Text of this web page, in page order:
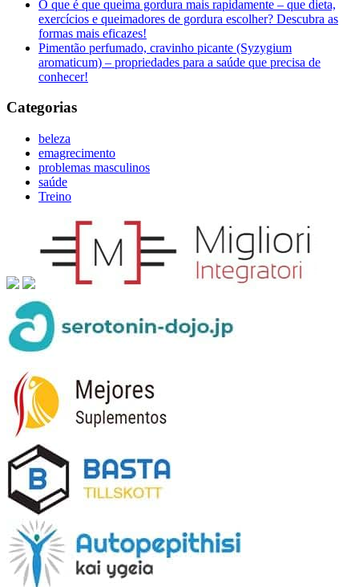
O que é que queima gordura mais rapidamente – que dieta,
exercícios e queimadores de gordura escolher? Descubra as
formas mais eficazes!
Pimentão perfumado, cravinho picante (Syzygium
aromaticum) – propriedades para a saúde que precisa de
conhecer!
Categorias
beleza
emagrecimento
problemas masculinos
saúde
Treino